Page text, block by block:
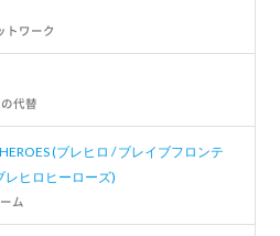
トワーク
代替
(ブレヒロ / ブレイブフロンテ
レヒロヒーローズ)
ム